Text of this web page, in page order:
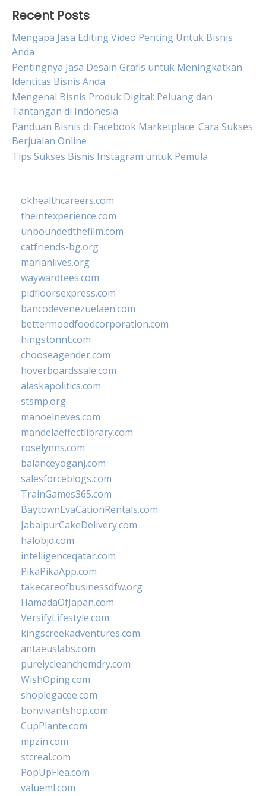
Recent Posts
Mengapa Jasa Editing Video Penting Untuk Bisnis
Anda
Pentingnya Jasa Desain Grafis untuk Meningkatkan
Identitas Bisnis Anda
Mengenal Bisnis Produk Digital: Peluang dan
Tantangan di Indonesia
Panduan Bisnis di Facebook Marketplace: Cara Sukses
Berjualan Online
Tips Sukses Bisnis Instagram untuk Pemula
okhealthcareers.com
theintexperience.com
unboundedthefilm.com
catfriends-bg.org
marianlives.org
waywardtees.com
pidfloorsexpress.com
bancodevenezuelaen.com
bettermoodfoodcorporation.com
hingstonnt.com
chooseagender.com
hoverboardssale.com
alaskapolitics.com
stsmp.org
manoelneves.com
mandelaeffectlibrary.com
roselynns.com
balanceyoganj.com
salesforceblogs.com
TrainGames365.com
BaytownEvaCationRentals.com
JabalpurCakeDelivery.com
halobjd.com
intelligenceqatar.com
PikaPikaApp.com
takecareofbusinessdfw.org
HamadaOfJapan.com
VersifyLifestyle.com
kingscreekadventures.com
antaeuslabs.com
purelycleanchemdry.com
WishOping.com
shoplegacee.com
bonvivantshop.com
CupPlante.com
mpzin.com
stcreal.com
PopUpFlea.com
valueml.com